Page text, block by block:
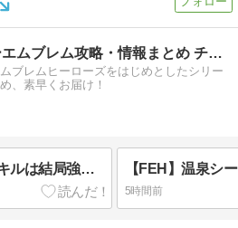
ファイアーエムブレム攻略・情報まとめ チキ速
ブレムヒーローズをはじめとしたシリー
、素早くお届け！
【FEH】A急所ずらしスキルは結局強いのか弱いのか？？ 評価が割れているスキルだ
5時間前